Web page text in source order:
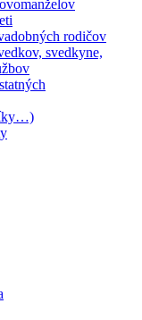
rodičov
svedkyne,